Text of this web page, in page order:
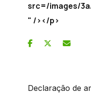
src=/images/
" /></p>
Declaração de